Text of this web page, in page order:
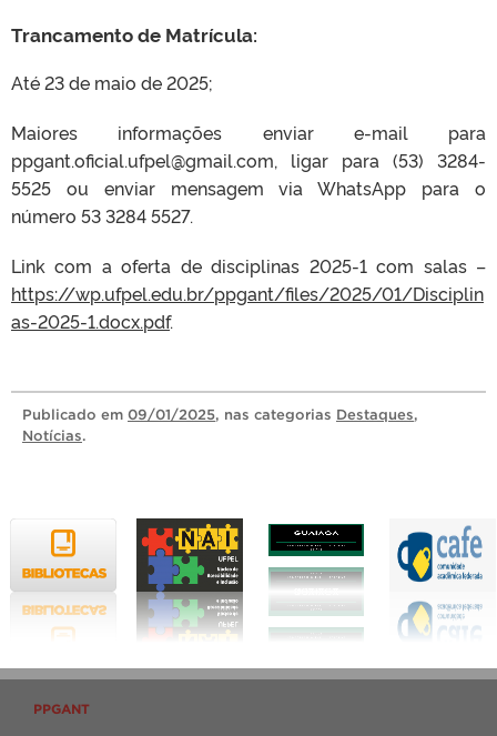
Trancamento de Matrícula:
Até 23 de maio de 2025;
Maiores informações enviar e-mail para
ppgant.oficial.ufpel@gmail.com, ligar para (53) 3284-
5525 ou enviar mensagem via WhatsApp para o
número 53 3284 5527.
Link com a oferta de disciplinas 2025-1 com salas –
https://wp.ufpel.edu.br/ppgant/files/2025/01/Disciplin
as-2025-1.docx.pdf.
Publicado em 09/01/2025, nas categorias Destaques,
Notícias.
PPGANT